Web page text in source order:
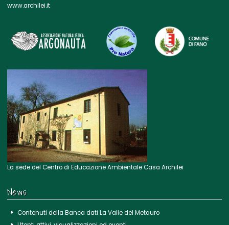
www.archilei.it
La sede del Centro di Educazione Ambientale Casa Archilei
News
Contenuti della Banca dati La Valle del Metauro